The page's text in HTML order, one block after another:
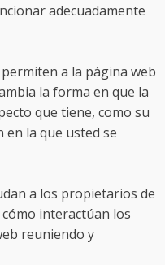
adecuadamente
a la página web
la forma en que la
que tiene, como su
la que usted se
a los propietarios de
interactúan los
reuniendo y